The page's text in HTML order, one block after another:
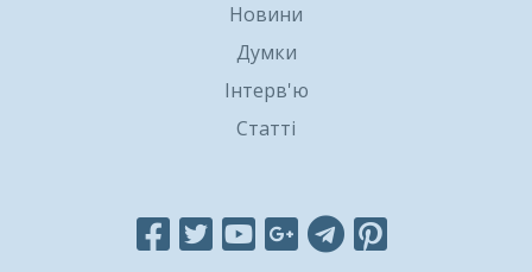
Новини
Думки
Інтерв'ю
Статті